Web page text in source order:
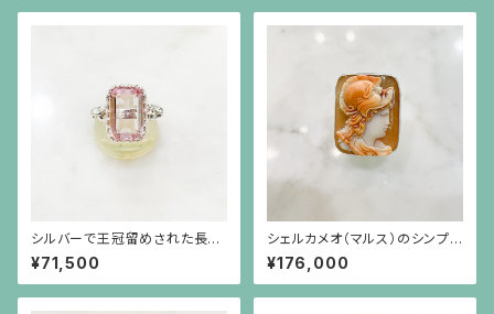
シルバーで王冠留めされた長方
形のクンツァイト（6.73ct）のラ
イオンリング
¥71,500
シェルカメオ（マルス）のシンプル
なシルバーリング（サイズ直し不
可）
¥176,000